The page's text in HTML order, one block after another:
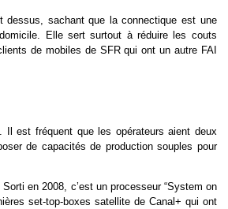
dessus, sachant que la connectique est une
Elle sert surtout à réduire les couts
de mobiles de SFR qui ont un autre FAI
Il est fréquent que les opérateurs aient deux
de capacités de production souples pour
en 2008, c’est un processeur “System on
set-top-boxes satellite de Canal+ qui ont